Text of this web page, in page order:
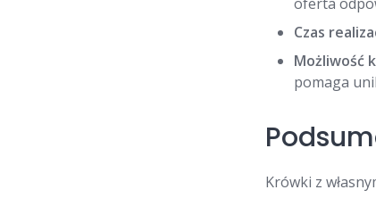
Czas
Możliwość
pomaga
Krówki z